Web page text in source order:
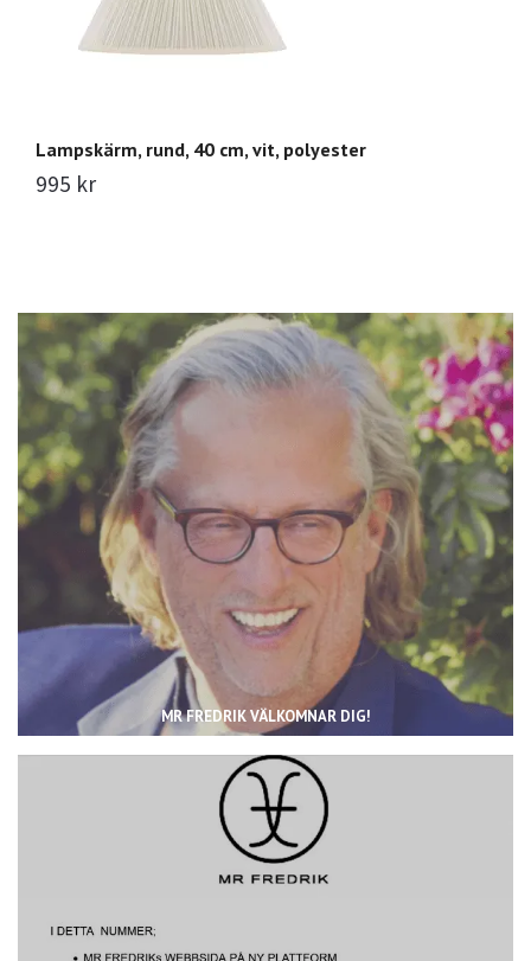
MR FREDRIK VÄLKOMNAR DIG!
Lampskärm, rund, 40 cm, vit, polyester
995 kr